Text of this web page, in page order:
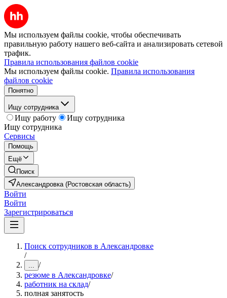
Мы используем файлы cookie, чтобы обеспечивать
правильную работу нашего веб-сайта и анализировать сетевой
трафик.
Правила использования файлов cookie
Мы используем файлы cookie. Правила использования
файлов cookie
Понятно
Ищу сотрудника
Ищу работу
Ищу сотрудника
Ищу сотрудника
Сервисы
Помощь
Ещё
Поиск
Александровка (Ростовская область)
Войти
Войти
Зарегистрироваться
Поиск сотрудников в Александровке
/
... /
резюме в Александровке/
работник на склад/
полная занятость